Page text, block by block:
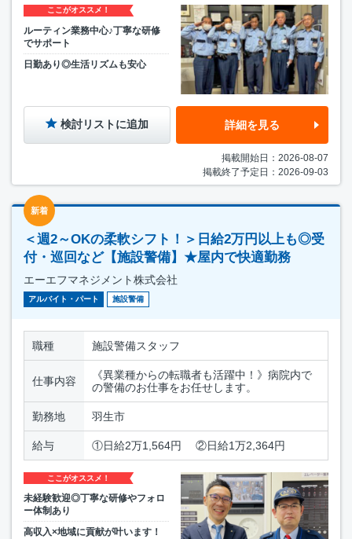
ここがオススメ！
ルーティン業務中心♪丁寧な研修
でサポート
日勤あり◎生活リズムも安心
検討リストに追加 詳細を見る
掲載開始日：2026-08-07
掲載終了予定日：2026-09-03
新着
＜週2～OKの柔軟シフト！＞日給2万円以上も◎受
付・巡回など【施設警備】★屋内で快適勤務
エーエフマネジメント株式会社
アルバイト・パート 施設警備
職種 施設警備スタッフ
仕事内容
《異業種からの転職者も活躍中！》病院内で
の警備のお仕事をお任せします。
勤務地 羽生市
給与 ①日給2万1,564円 ②日給1万2,364円
ここがオススメ！
未経験歓迎◎丁寧な研修やフォロ
ー体制あり
高収入×地域に貢献が叶います！